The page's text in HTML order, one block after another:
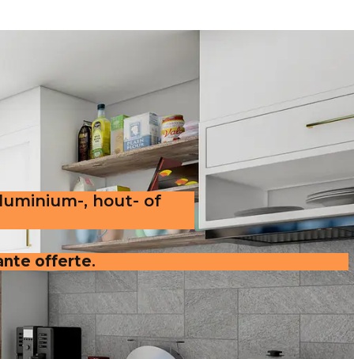
, hout- of
offerte.